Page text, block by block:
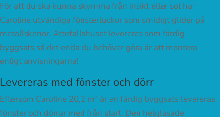
För att du ska kunna skymma från insikt eller sol har
Caroline utvändiga fönsterluckor som smidigt glider på
metallskenor. Attefallshuset levereras som färdig
byggsats så det enda du behöver göra är att montera
enligt anvisningarna!
Levereras med fönster och dörr
Eftersom Caroline 20,2 m² är en färdig byggsats levereras
fönster och dörrar med från start. Den helglasade